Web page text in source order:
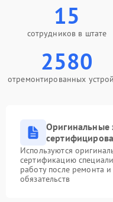
15
сотрудников в штате
2580
отремонтированных
Оригинальные
Используются
сертификацию
работу после ремонта
обязательств